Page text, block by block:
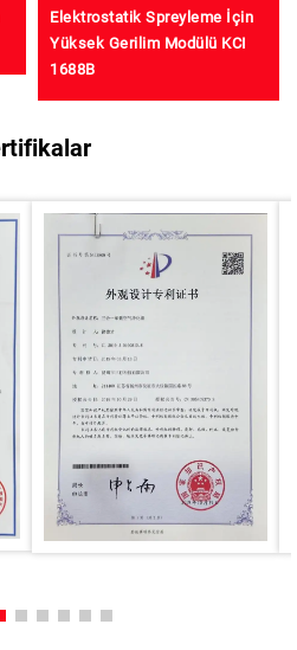
Elektrostatik Spreyleme İçin
Yüksek Gerilim Modülü KCI
1688B